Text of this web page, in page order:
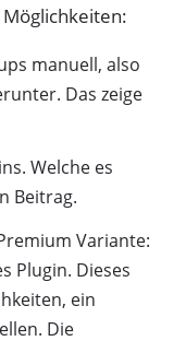
manuell, also
Das zeige
Welche es
Beitrag.
Variante:
Plugin. Dieses
ein
Die